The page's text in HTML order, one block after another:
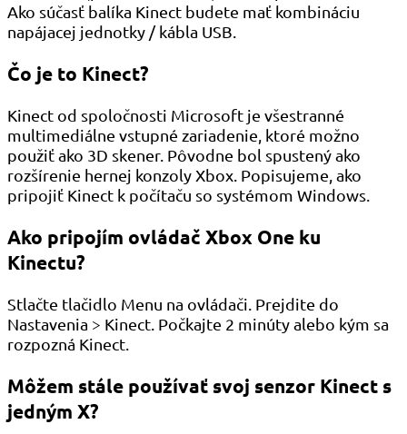
Ako súčasť balíka Kinect budete mať kombináciu
napájacej jednotky / kábla USB.
Čo je to Kinect?
Kinect od spoločnosti Microsoft je všestranné
multimediálne vstupné zariadenie, ktoré možno
použiť ako 3D skener. Pôvodne bol spustený ako
rozšírenie hernej konzoly Xbox. Popisujeme, ako
pripojiť Kinect k počítaču so systémom Windows.
Ako pripojím ovládač Xbox One ku
Kinectu?
Stlačte tlačidlo Menu na ovládači. Prejdite do
Nastavenia > Kinect. Počkajte 2 minúty alebo kým sa
rozpozná Kinect.
Môžem stále používať svoj senzor Kinect s
jedným X?